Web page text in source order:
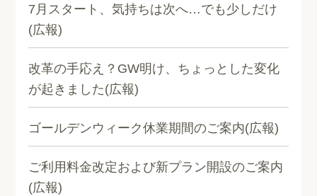
7月スタート、気持ちは次へ…でも少しだけ
(広報)
改革の手応え？GW明け、ちょっとした変化
が起きました(広報)
ゴールデンウィーク休業期間のご案内(広報)
ご利用料金改定および新プラン開設のご案内
(広報)